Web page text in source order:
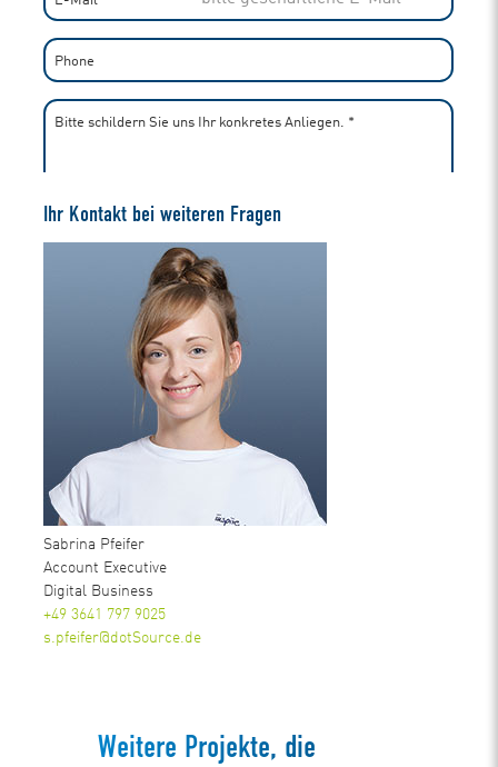
Ihr Kontakt bei weiteren Fragen
Sabrina Pfeifer
Account Executive
Digital Business
+49 3641 797 9025
s.pfeifer@dotSource.de
Weitere Projekte, die